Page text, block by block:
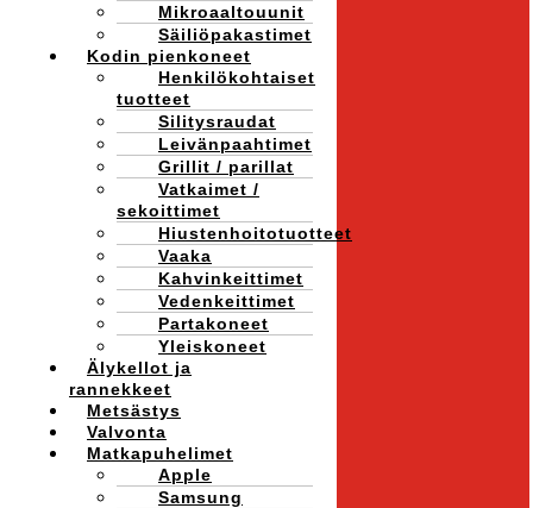
Mikroaaltouunit
Säiliöpakastimet
Kodin pienkoneet
Henkilökohtaiset
tuotteet
Silitysraudat
Leivänpaahtimet
Grillit / parillat
Vatkaimet /
sekoittimet
Hiustenhoitotuotteet
Vaaka
Kahvinkeittimet
Vedenkeittimet
Partakoneet
Yleiskoneet
Älykellot ja
rannekkeet
Metsästys
Valvonta
Matkapuhelimet
Apple
Samsung